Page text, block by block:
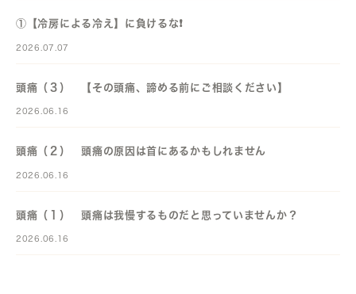
①【冷房による冷え】に負けるな❗️
2026.07.07
頭痛（３） 【その頭痛、諦める前にご相談ください】
2026.06.16
頭痛（２） 頭痛の原因は首にあるかもしれません
2026.06.16
頭痛（１） 頭痛は我慢するものだと思っていませんか？
2026.06.16